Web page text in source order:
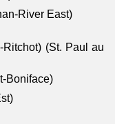
River East)
(St. Paul au
Boniface)